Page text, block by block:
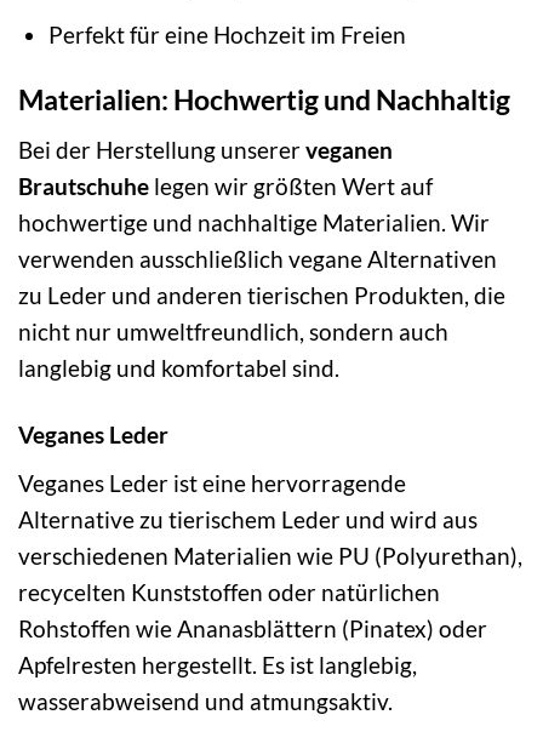
Perfekt für eine Hochzeit im Freien
Materialien: Hochwertig und Nachhaltig
Bei der Herstellung unsererveganen
Brautschuhe legen wir größten Wert auf
hochwertige und nachhaltige Materialien. Wir
verwenden ausschließlich vegane Alternativen
zu Leder und anderen tierischen Produkten, die
nicht nur umweltfreundlich, sondern auch
langlebig und komfortabel sind.
Veganes Leder
Veganes Leder ist eine hervorragende
Alternative zu tierischem Leder und wird aus
verschiedenen Materialien wie PU (Polyurethan),
recycelten Kunststoffen oder natürlichen
Rohstoffen wie Ananasblättern (Pinatex) oder
Apfelresten hergestellt. Es ist langlebig,
wasserabweisend und atmungsaktiv.